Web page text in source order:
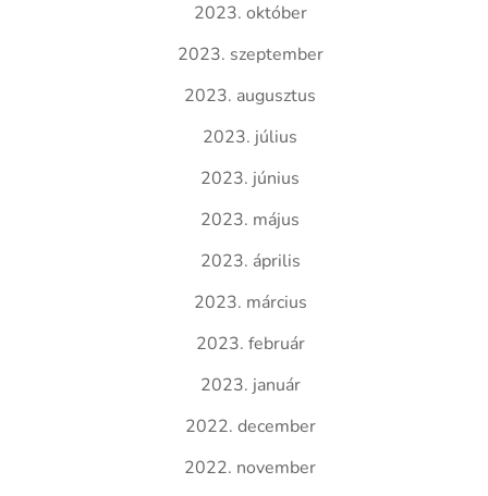
2023. október
2023. szeptember
2023. augusztus
2023. július
2023. június
2023. május
2023. április
2023. március
2023. február
2023. január
2022. december
2022. november